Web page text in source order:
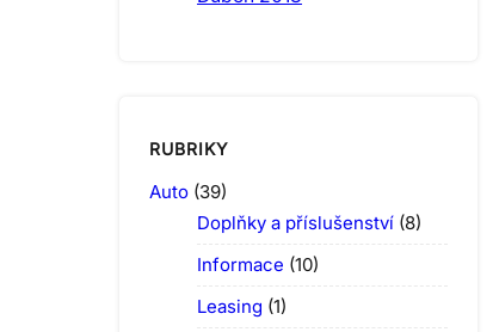
RUBRIKY
Auto (39)
Doplňky a příslušenství (8)
Informace (10)
Leasing (1)